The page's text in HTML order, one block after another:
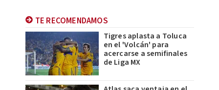
TE RECOMENDAMOS
Tigres aplasta a Toluca
en el 'Volcán' para
acercarse a semifinales
de Liga MX